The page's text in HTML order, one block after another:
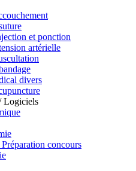
et ponction
artérielle
divers
Logiciels
concours